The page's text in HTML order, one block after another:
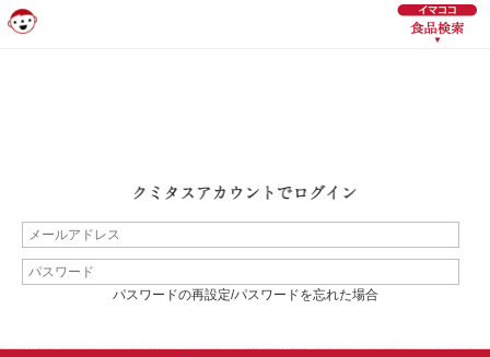
パスワードの再設定/パスワードを忘れた場合